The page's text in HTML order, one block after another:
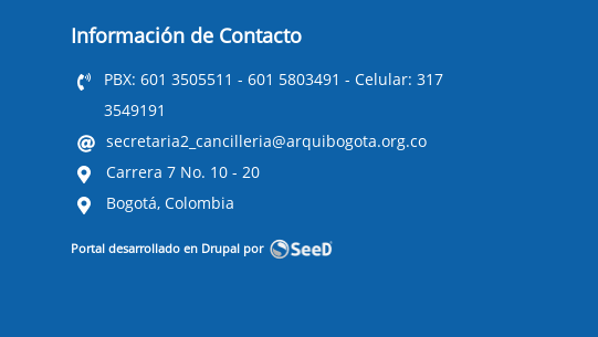
Información de Contacto
PBX: 601 3505511 - 601 5803491 - Celular: 317
3549191
secretaria2_cancilleria@arquibogota.org.co
Carrera 7 No. 10 - 20
Bogotá, Colombia
Portal desarrollado en Drupal por